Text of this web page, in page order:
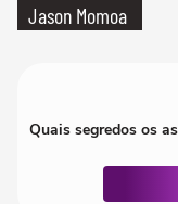
Jason Momoa
Quais segredos os